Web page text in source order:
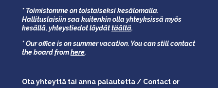
* Toimistomme on toistaiseksi kesälomalla.
Hallituslaisiin saa kuitenkin olla yhteyksissä myös
kesällä, yhteystiedot löydättäältä.
* Our office is on summer vacation. You can still contact
the board fromhere.
Ota yhteyttä tai anna palautetta / Contact or